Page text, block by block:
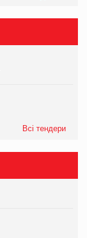
Всі тендери